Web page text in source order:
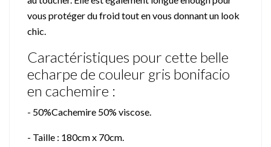
vous protéger du froid tout en vous donnant un look
chic.
Caractéristiques pour cette belle
echarpe de couleur gris bonifacio
en cachemire :
- 50%Cachemire 50% viscose.
- Taille : 180cm x 70cm.